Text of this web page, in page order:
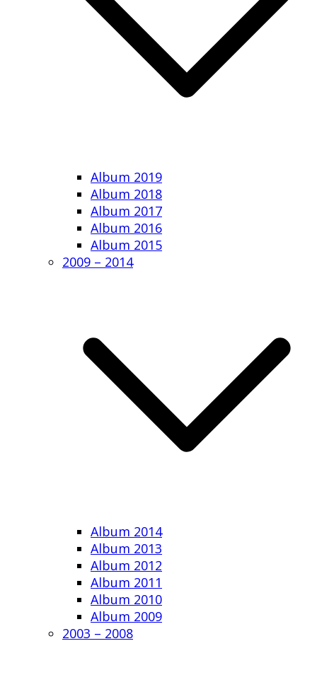
Album 2019
Album 2018
Album 2017
Album 2016
Album 2015
2009 – 2014
Album 2014
Album 2013
Album 2012
Album 2011
Album 2010
Album 2009
2003 – 2008